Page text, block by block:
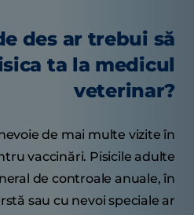
des ar trebui să
ta la medicul
veterinar?
de mai multe vizite în
vaccinări. Pisicile adulte
de controale anuale, în
sau cu nevoi speciale ar